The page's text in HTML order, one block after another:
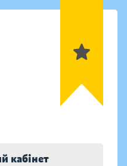
кабінет